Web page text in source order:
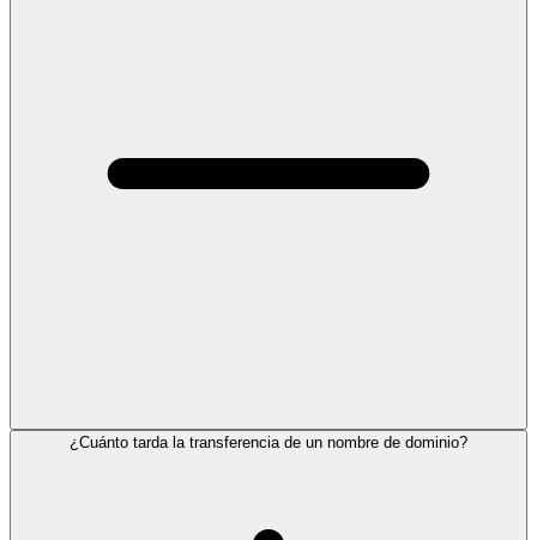
¿Cuánto tarda la transferencia de un nombre de dominio?